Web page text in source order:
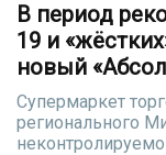
В период
19 и
новый
Супермаркет
регионального